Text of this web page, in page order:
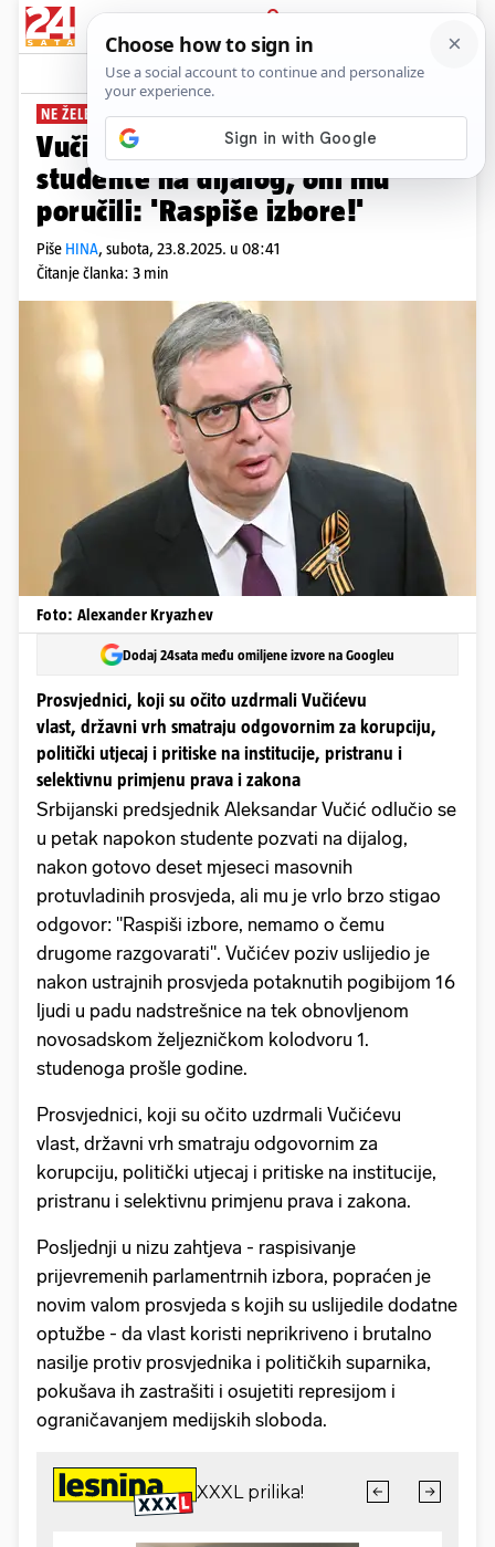
PRIJAVA
News Komentari
NE ŽELE RAZGOVOR
Vučićev nakon 10 mjeseci poziva
studente na dijalog, oni mu
poručili: 'Raspiše izbore!'
Piše HINA, subota, 23.8.2025. u 08:41
Čitanje članka: 3 min
Foto: Alexander Kryazhev
Dodaj 24sata među omiljene izvore na Googleu
Prosvjednici, koji su očito uzdrmali Vučićevu
vlast, državni vrh smatraju odgovornim za korupciju,
politički utjecaj i pritiske na institucije, pristranu i
selektivnu primjenu prava i zakona
Srbijanski predsjednik Aleksandar Vučić odlučio se
u petak napokon studente pozvati na dijalog,
nakon gotovo deset mjeseci masovnih
protuvladinih prosvjeda, ali mu je vrlo brzo stigao
odgovor: "Raspiši izbore, nemamo o čemu
drugome razgovarati". Vučićev poziv uslijedio je
nakon ustrajnih prosvjeda potaknutih pogibijom 16
ljudi u padu nadstrešnice na tek obnovljenom
novosadskom željezničkom kolodvoru 1.
studenoga prošle godine.
Prosvjednici, koji su očito uzdrmali Vučićevu
vlast, državni vrh smatraju odgovornim za
korupciju, politički utjecaj i pritiske na institucije,
pristranu i selektivnu primjenu prava i zakona.
Posljednji u nizu zahtjeva - raspisivanje
prijevremenih parlamentrnih izbora, popraćen je
novim valom prosvjeda s kojih su uslijedile dodatne
optužbe - da vlast koristi neprikriveno i brutalno
nasilje protiv prosvjednika i političkih suparnika,
pokušava ih zastrašiti i osujetiti represijom i
ograničavanjem medijskih sloboda.